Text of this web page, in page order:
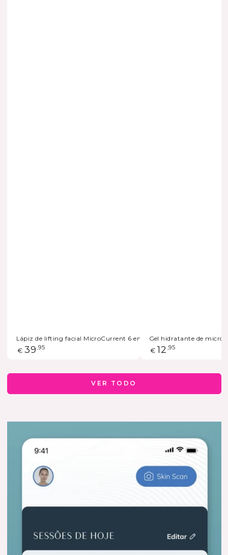
Lápiz de lifting facial MicroCurrent 6 en 1 - Gris
Precio
€ 39,95
Gel hidratante de
Precio
€ 12 ,95
VER TODO